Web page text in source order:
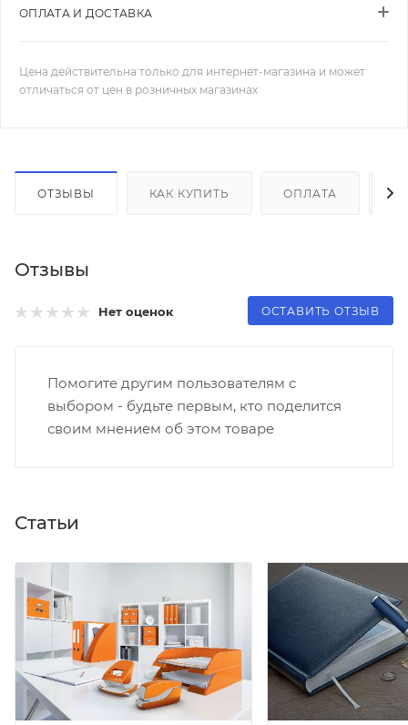
ОПЛАТА И ДОСТАВКА
Цена действительна только для интернет-магазина и может
отличаться от цен в розничных магазинах
ОТЗЫВЫ КАК КУПИТЬ ОПЛАТА
Отзывы
Нет оценок ОСТАВИТЬ ОТЗЫВ
Помогите другим пользователям с
выбором - будьте первым, кто поделится
своим мнением об этом товаре
Статьи